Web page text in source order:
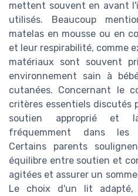
mettent souvent en avant
utilisés. Beaucoup
matelas en mousse ou en
et leur respirabilité, comme
matériaux sont souvent
environnement sain à
cutanées. Concernant le
critères essentiels discutés
soutien approprié et
fréquemment dans les
Certains parents
équilibre entre soutien et
agitées et assurer un
Le choix d'un lit adapté,